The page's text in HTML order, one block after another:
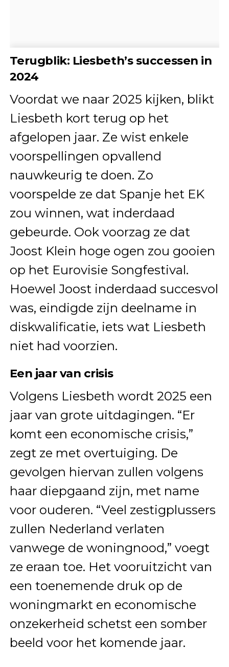
Terugblik: Liesbeth’s successen in
2024
Voordat we naar 2025 kijken, blikt
Liesbeth kort terug op het
afgelopen jaar. Ze wist enkele
voorspellingen opvallend
nauwkeurig te doen. Zo
voorspelde ze dat Spanje het EK
zou winnen, wat inderdaad
gebeurde. Ook voorzag ze dat
Joost Klein hoge ogen zou gooien
op het Eurovisie Songfestival.
Hoewel Joost inderdaad succesvol
was, eindigde zijn deelname in
diskwalificatie, iets wat Liesbeth
niet had voorzien.
Een jaar van crisis
Volgens Liesbeth wordt 2025 een
jaar van grote uitdagingen. “Er
komt een economische crisis,”
zegt ze met overtuiging. De
gevolgen hiervan zullen volgens
haar diepgaand zijn, met name
voor ouderen. “Veel zestigplussers
zullen Nederland verlaten
vanwege de woningnood,” voegt
ze eraan toe. Het vooruitzicht van
een toenemende druk op de
woningmarkt en economische
onzekerheid schetst een somber
beeld voor het komende jaar.